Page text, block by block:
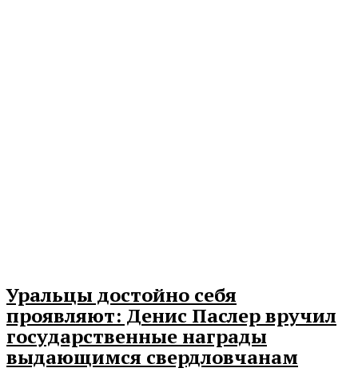
Уральцы достойно себя
проявляют: Денис Паслер вручил
государственные награды
выдающимся свердловчанам